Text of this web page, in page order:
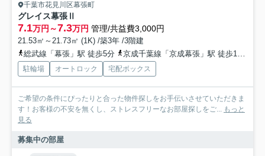
千葉市花見川区幕張町
グレイス幕張Ⅱ
7.1万円～7.3万円 管理/共益費3,000円
21.53㎡～21.73㎡ (1K) /築3年 /3階建
総武線「幕張」駅 徒歩5分
京成千葉線「京成幕張」駅 徒歩11分
駐輪場 オートロック 宅配ボックス
ご希望の条件にぴったりと合った物件探しをお手伝いさせていただきま
す！お客様の不安を無くし、ストレスフリーなお部屋探しをご... もっと
見る
募集中の部屋